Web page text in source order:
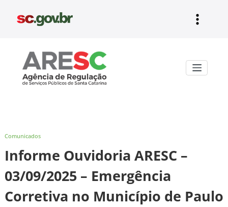
Comunicados
Informe Ouvidoria ARESC –
03/09/2025 – Emergência
Corretiva no Município de Paulo